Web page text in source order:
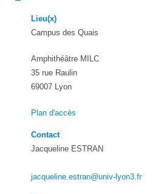
Lieu(x)
Campus des Quais
Amphithéâtre MILC
35 rue Raulin
69007 Lyon
Plan d'accès
Contact
Jacqueline ESTRAN
jacqueline.estran@univ-lyon3.fr